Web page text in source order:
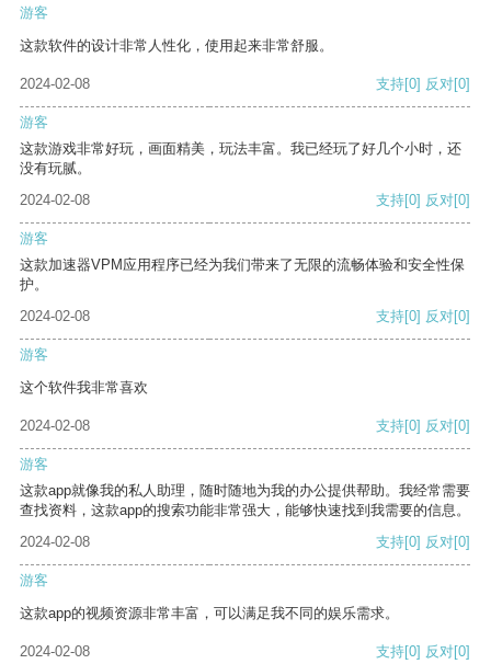
游客
这款软件的设计非常人性化，使用起来非常舒服。
2024-02-08 支持[0] 反对[0]
游客
这款游戏非常好玩，画面精美，玩法丰富。我已经玩了好几个小时，还
没有玩腻。
2024-02-08
支持[0] 反对[0]
游客
这款加速器VPM应用程序已经为我们带来了无限的流畅体验和安全性保
护。
2024-02-08
支持[0] 反对[0]
游客
这个软件我非常喜欢
2024-02-08 支持[0] 反对[0]
游客
这款app就像我的私人助理，随时随地为我的办公提供帮助。我经常需要
查找资料，这款app的搜索功能非常强大，能够快速找到我需要的信息。
2024-02-08
支持[0] 反对[0]
游客
这款app的视频资源非常丰富，可以满足我不同的娱乐需求。
2024-02-08 支持[0] 反对[0]